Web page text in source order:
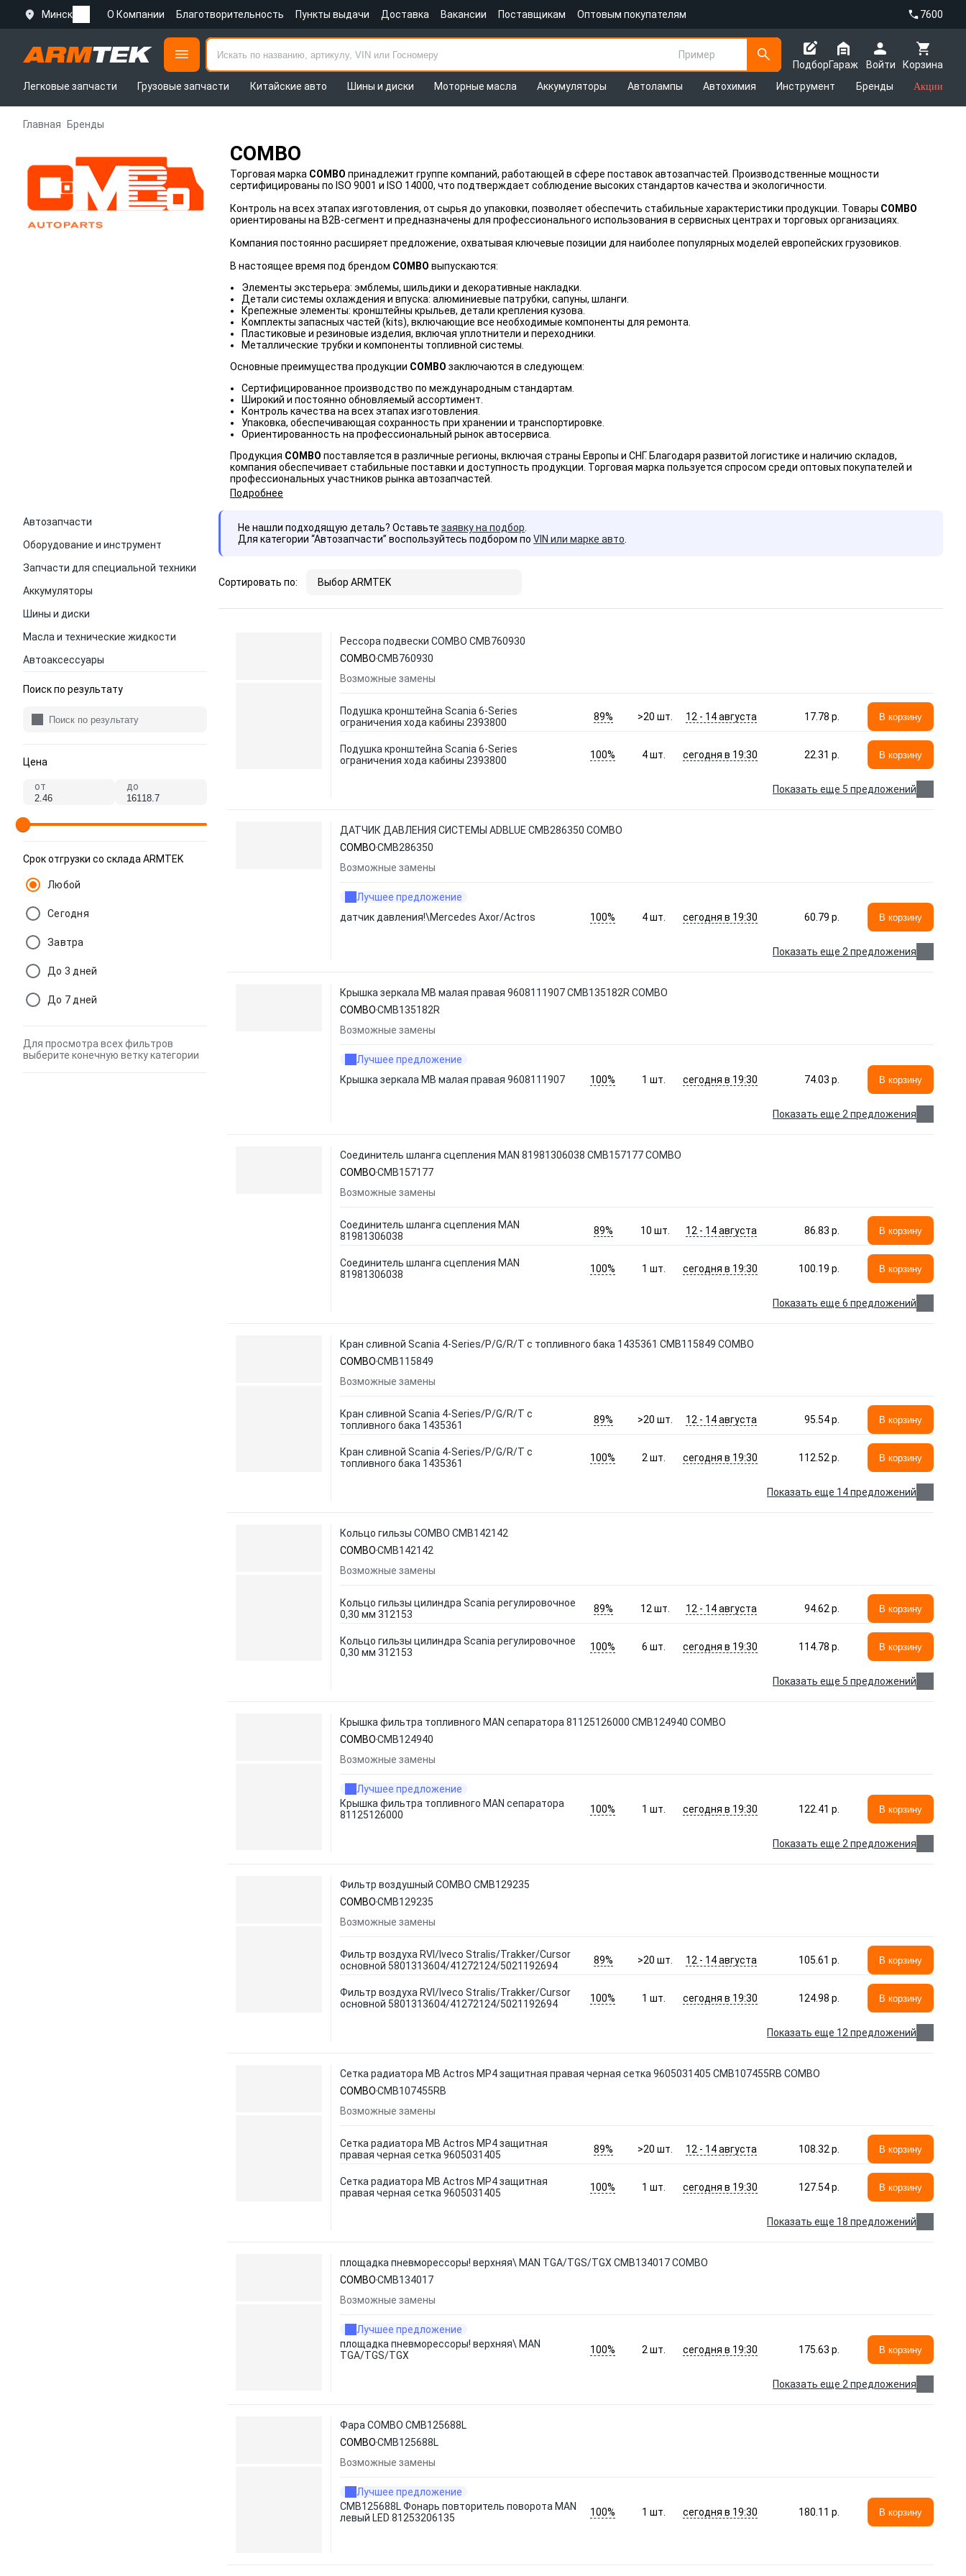
Минск О Компании Благотворительность Пункты выдачи Доставка Вакансии Поставщикам Оптовым покупателям 7600
Пример
Подбор
Корзина
Гараж
Войти
Легковые запчасти
Грузовые запчасти Китайские авто Шины и диски Моторные масла Аккумуляторы Автолампы Автохимия Инструмент Бренды Акции
Главная Бренды
COMBO
Торговая марка COMBO принадлежит группе компаний, работающей в сфере поставок автозапчастей. Производственные мощности
сертифицированы по ISO 9001 и ISO 14000, что подтверждает соблюдение высоких стандартов качества и экологичности.
Контроль на всех этапах изготовления, от сырья до упаковки, позволяет обеспечить стабильные характеристики продукции. Товары COMBO
ориентированы на B2B-сегмент и предназначены для профессионального использования в сервисных центрах и торговых организациях.
Компания постоянно расширяет предложение, охватывая ключевые позиции для наиболее популярных моделей европейских грузовиков.
В настоящее время под брендом COMBO выпускаются:
Элементы экстерьера: эмблемы, шильдики и декоративные накладки.
Детали системы охлаждения и впуска: алюминиевые патрубки, сапуны, шланги.
Крепежные элементы: кронштейны крыльев, детали крепления кузова.
Комплекты запасных частей (kits), включающие все необходимые компоненты для ремонта.
Пластиковые и резиновые изделия, включая уплотнители и переходники.
Металлические трубки и компоненты топливной системы.
Основные преимущества продукции COMBO заключаются в следующем:
Сертифицированное производство по международным стандартам.
Широкий и постоянно обновляемый ассортимент.
Контроль качества на всех этапах изготовления.
Упаковка, обеспечивающая сохранность при хранении и транспортировке.
Ориентированность на профессиональный рынок автосервиса.
Продукция COMBO поставляется в различные регионы, включая страны Европы и СНГ. Благодаря развитой логистике и наличию складов,
компания обеспечивает стабильные поставки и доступность продукции. Торговая марка пользуется спросом среди оптовых покупателей и
профессиональных участников рынка автозапчастей.
Подробнее
Автозапчасти
Оборудование и инструмент
Запчасти для специальной техники
Аккумуляторы
Шины и диски
Масла и технические жидкости
Автоаксессуары
Поиск по результату
Цена
от до
Срок отгрузки со склада ARMTEK
Любой
Сегодня
Завтра
До 3 дней
До 7 дней
Для просмотра всех фильтров
выберите конечную ветку категории
Не нашли подходящую деталь? Оставьте заявку на подбор
Для категории “Автозапчасти” воспользуйтесь подбором по VIN или марке авто
Сортировать по: Выбор ARMTEK
Рессора подвески COMBO CMB760930
COMBOCMB760930
Возможные замены
Подушка кронштейна Scania 6-Series
ограничения хода кабины 2393800
89% >20 шт. 12 - 14 августа 17.78 p. В корзину
Подушка кронштейна Scania 6-Series
ограничения хода кабины 2393800
100% 4шт. сегодня в 19:30 22.31 p. В корзину
Показать еще 5 предложений
ДАТЧИК ДАВЛЕНИЯ СИСТЕМЫ ADBLUE CMB286350 COMBO
COMBOCMB286350
Возможные замены
Лучшее предложение
датчик давления!\Mercedes Axor/Actros
100% 4шт. сегодня в 19:30 60.79 p. В корзину
Показать еще 2 предложения
Крышка зеркала MB малая правая 9608111907 CMB135182R COMBO
COMBOCMB135182R
Возможные замены
Лучшее предложение
Крышка зеркала MB малая правая 9608111907
100% 1 шт. сегодня в 19:30 74.03 p. В корзину
Показать еще 2 предложения
Соединитель шланга сцепления MAN 81981306038 CMB157177 COMBO
COMBOCMB157177
Возможные замены
Соединитель шланга сцепления MAN
81981306038
89% 10 шт. 12 - 14 августа 86.83 p. В корзину
Соединитель шланга сцепления MAN
81981306038
100% 1 шт. сегодня в 19:30 100.19 p. В корзину
Показать еще 6 предложений
Кран сливной Scania 4-Series/P/G/R/T с топливного бака 1435361 CMB115849 COMBO
COMBOCMB115849
Возможные замены
Кран сливной Scania 4-Series/P/G/R/T с
топливного бака 1435361
89% >20 шт. 12 - 14 августа 95.54 p. В корзину
Кран сливной Scania 4-Series/P/G/R/T с
топливного бака 1435361
100% 2 шт. сегодня в 19:30 112.52 p. В корзину
Показать еще 14 предложений
Кольцо гильзы COMBO CMB142142
COMBOCMB142142
Возможные замены
Кольцо гильзы цилиндра Scania регулировочное
0,30 мм 312153
89% 12 шт. 12 - 14 августа 94.62 p. В корзину
Кольцо гильзы цилиндра Scania регулировочное
0,30 мм 312153
100% 6 шт. сегодня в 19:30 114.78 p. В корзину
Показать еще 5 предложений
Крышка фильтра топливного MAN сепаратора 81125126000 CMB124940 COMBO
COMBOCMB124940
Возможные замены
Лучшее предложение
Крышка фильтра топливного MAN сепаратора
81125126000
100% 1 шт. сегодня в 19:30 122.41 p. В корзину
Показать еще 2 предложения
Фильтр воздушный COMBO CMB129235
COMBOCMB129235
Возможные замены
Фильтр воздуха RVI/Iveco Stralis/Trakker/Cursor
основной 5801313604/41272124/5021192694
89% >20 шт. 12 - 14 августа 105.61 p. В корзину
Фильтр воздуха RVI/Iveco Stralis/Trakker/Cursor
основной 5801313604/41272124/5021192694
100% 1 шт. сегодня в 19:30 124.98 p. В корзину
Показать еще 12 предложений
Сетка радиатора MB Actros MP4 защитная правая черная сетка 9605031405 CMB107455RB COMBO
COMBOCMB107455RB
Возможные замены
Сетка радиатора MB Actros MP4 защитная
правая черная сетка 9605031405
89% >20 шт. 12 - 14 августа 108.32 p. В корзину
Сетка радиатора MB Actros MP4 защитная
правая черная сетка 9605031405
100% 1 шт. сегодня в 19:30 127.54 p. В корзину
Показать еще 18 предложений
площадка пневморессоры! верхняя\ MAN TGA/TGS/TGX CMB134017 COMBO
COMBOCMB134017
Возможные замены
Лучшее предложение
площадка пневморессоры! верхняя\ MAN
TGA/TGS/TGX
100% 2 шт. сегодня в 19:30 175.63 p. В корзину
Показать еще 2 предложения
Фара COMBO CMB125688L
COMBOCMB125688L
Возможные замены
Лучшее предложение
CMB125688L Фонарь повторитель поворота MAN
левый LED 81253206135
100% 1 шт. сегодня в 19:30 180.11 p. В корзину